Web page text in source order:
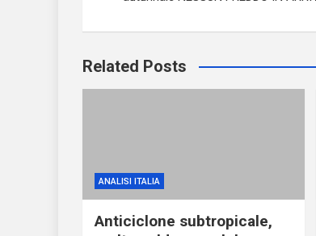
Related Posts
ANALISI ITALIA
Anticiclone subtropicale,